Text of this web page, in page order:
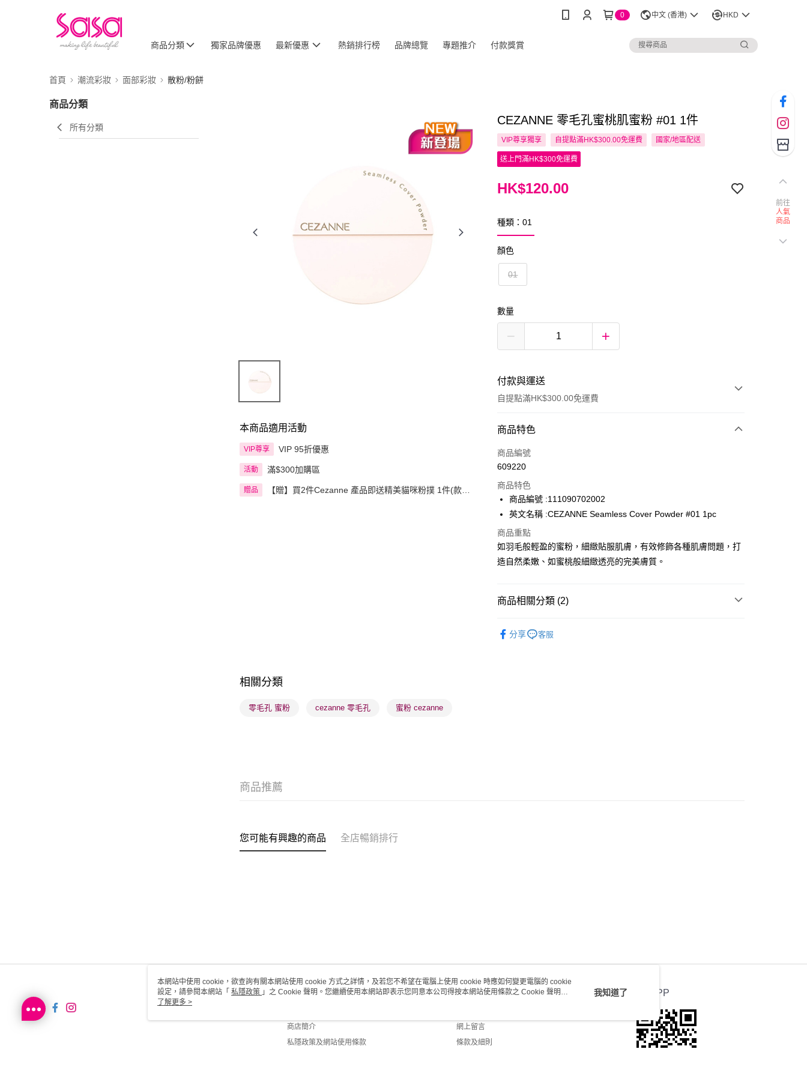
0 中文 (香港) HKD
商品分類 獨家品牌優惠 最新優惠 熱銷排行榜 品牌總覽 專題推介 付款獎賞
首頁 潮流彩妝 面部彩妝 散粉/粉餅
商品分類
所有分類
本商品適用活動
VIP尊享 VIP 95折優惠
活動 滿$300加購區
贈品
【贈】買2件Cezanne 產品即送精美貓咪粉撲 1件(款式
CEZANNE 零毛孔蜜桃肌蜜粉 #01 1件
VIP尊享獨享 自提點滿HK$300.00免運費 國家/地區配送
送上門滿HK$300免運費
HK$120.00
種類：01
顏色
01
數量
付款與運送
自提點滿HK$300.00免運費
付款方式
信用卡
AlipayHK
PayMe
WeChat Pay
BoC Pay
送貨方式
每筆HK$65.00，滿HK$300.00或以上免運費
商品特色
商品編號
609220
商品特色
商品編號 :111090702002
英文名稱 :CEZANNE Seamless Cover Powder #01 1pc
商品重點
如羽毛般輕盈的蜜粉，細緻貼服肌膚，有效修飾各種肌膚問題，打
造自然柔嫩、如蜜桃般細緻透亮的完美膚質。
商品相關分類 (2)
分享 客服
相關分類
零毛孔 蜜粉 cezanne 零毛孔 蜜粉 cezanne
商品推薦
您可能有興趣的商品 全店暢銷排行
關於我們
商店簡介
私隱政策及網站使用條款
客戶服務
網上留言
條款及細則
官方APP
前往
人氣
商品
本網站中使用 cookie，欲查詢有關本網站使用 cookie 方式之詳情，及若您不希望在電腦上使用 cookie 時應如何變更電腦的 cookie
設定，請參閱本網站「 私隱政策 」之 Cookie 聲明。您繼續使用本網站即表示您同意本公司得按本網站使用條款之 Cookie 聲明使
用 cookie。
了解更多 >
我知道了